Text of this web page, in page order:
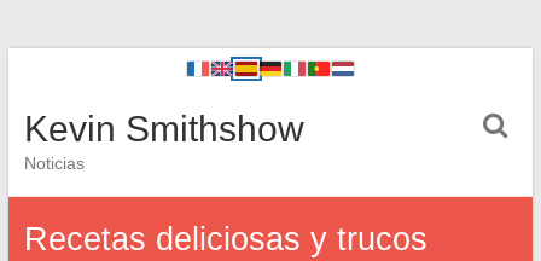
Kevin Smithshow
Noticias
Recetas deliciosas y trucos